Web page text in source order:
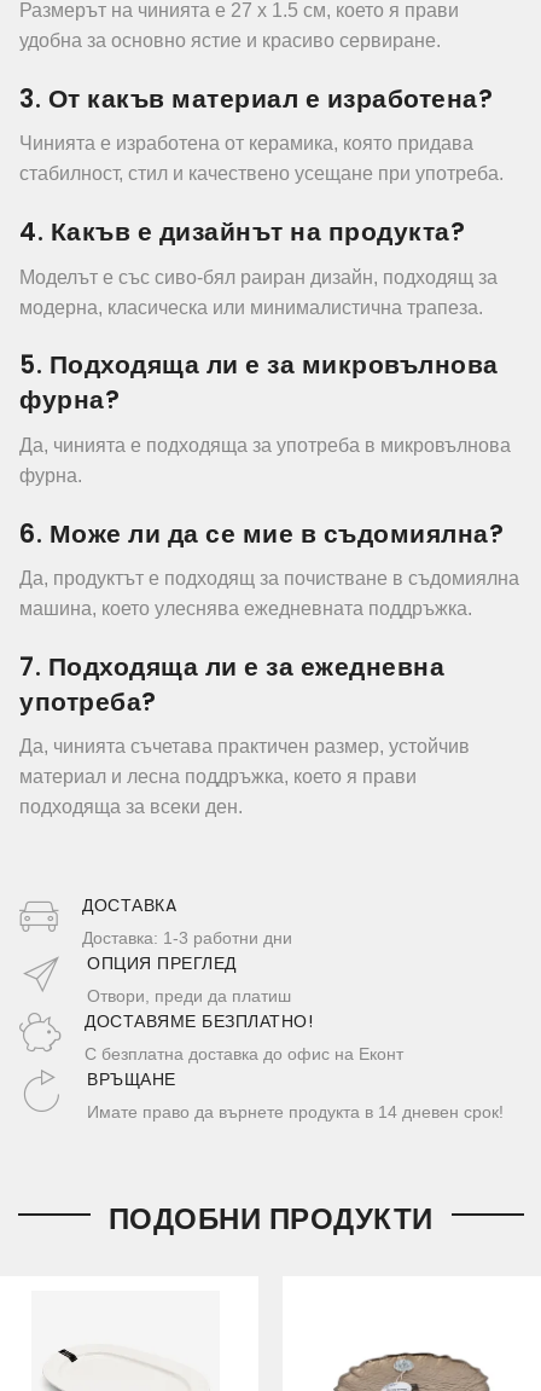
Размерът на чинията е 27 x 1.5 см, което я прави
удобна за основно ястие и красиво сервиране.
3. От какъв материал е изработена?
Чинията е изработена от керамика, която придава
стабилност, стил и качествено усещане при употреба.
4. Какъв е дизайнът на продукта?
Моделът е със сиво-бял раиран дизайн, подходящ за
модерна, класическа или минималистична трапеза.
5. Подходяща ли е за микровълнова
фурна?
Да, чинията е подходяща за употреба в микровълнова
фурна.
6. Може ли да се мие в съдомиялна?
Да, продуктът е подходящ за почистване в съдомиялна
машина, което улеснява ежедневната поддръжка.
7. Подходяща ли е за ежедневна
употреба?
Да, чинията съчетава практичен размер, устойчив
материал и лесна поддръжка, което я прави
подходяща за всеки ден.
ДОСТАВКA
Доставка: 1-3 работни дни
ОПЦИЯ ПРЕГЛЕД
Отвори, преди да платиш
ДОСТАВЯМЕ БЕЗПЛАТНО!
С безплатна доставка до офис на Еконт
ВРЪЩАНЕ
Имате право да върнете продукта в 14 дневен срок!
ПОДОБНИ ПРОДУКТИ